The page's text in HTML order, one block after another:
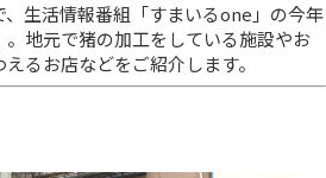
生活情報番組「すまいるone」の今年
地元で猪の加工をしている施設やお
るお店などをご紹介します。